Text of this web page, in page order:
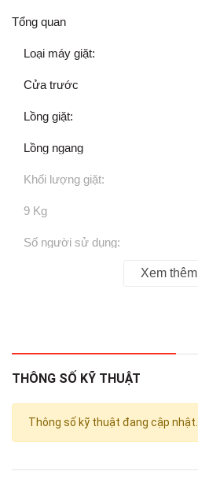
Tổng quan
Loại máy giặt:
Cửa trước
Lồng giặt:
Lồng ngang
Khối lượng giặt:
9 Kg
Số người sử dụng:
Từ 3 - 5 người (8 - 9 kg)
Tốc độ quay vắt tối đa:
Chất liệu lồng giặt:
Xem thêm
THÔNG SỐ KỸ THUẬT
Thông số kỹ thuật đang cập nhật.